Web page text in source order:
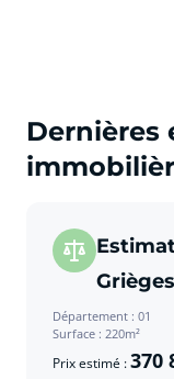
Dernières
Grièges
Département : 01
Surface : 220m²
Prix estimé :370